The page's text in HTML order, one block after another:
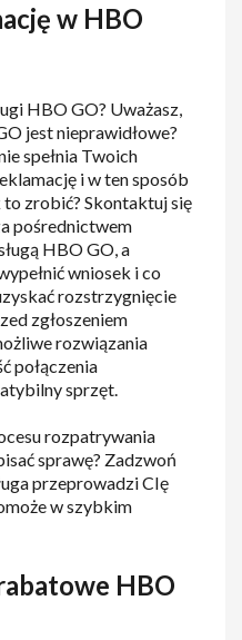
w HBO
HBO GO? Uważasz,
jest nieprawidłowe?
spełnia Twoich
i w ten sposób
zrobić? Skontaktuj się
pośrednictwem
HBO GO, a
wniosek i co
rozstrzygnięcie
zgłoszeniem
rozwiązania
połączenia
sprzęt.
rozpatrywania
sprawę? Zadzwoń
przeprowadzi CIę
w szybkim
HBO